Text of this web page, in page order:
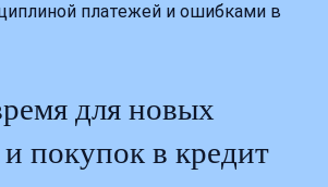
платежей и ошибками в
для новых
покупок в кредит